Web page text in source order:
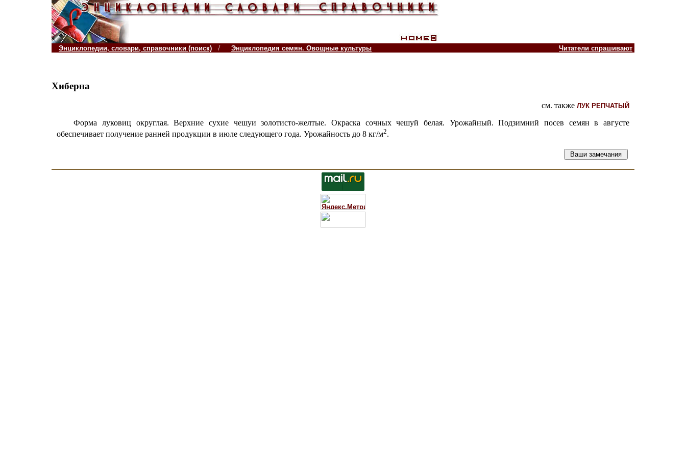
Энциклопедии, словари, справочники (поиск) / Энциклопедия семян. Овощные культуры Читатели спрашивают
Хиберна
см. также ЛУК РЕПЧАТЫЙ
Форма луковиц округлая. Верхние сухие чешуи золотисто-желтые. Окраска сочных чешуй белая. Урожайный. Подзимний посев семян в августе
обеспечивает получение ранней продукции в июле следующего года. Урожайность до 8 кг/м2.